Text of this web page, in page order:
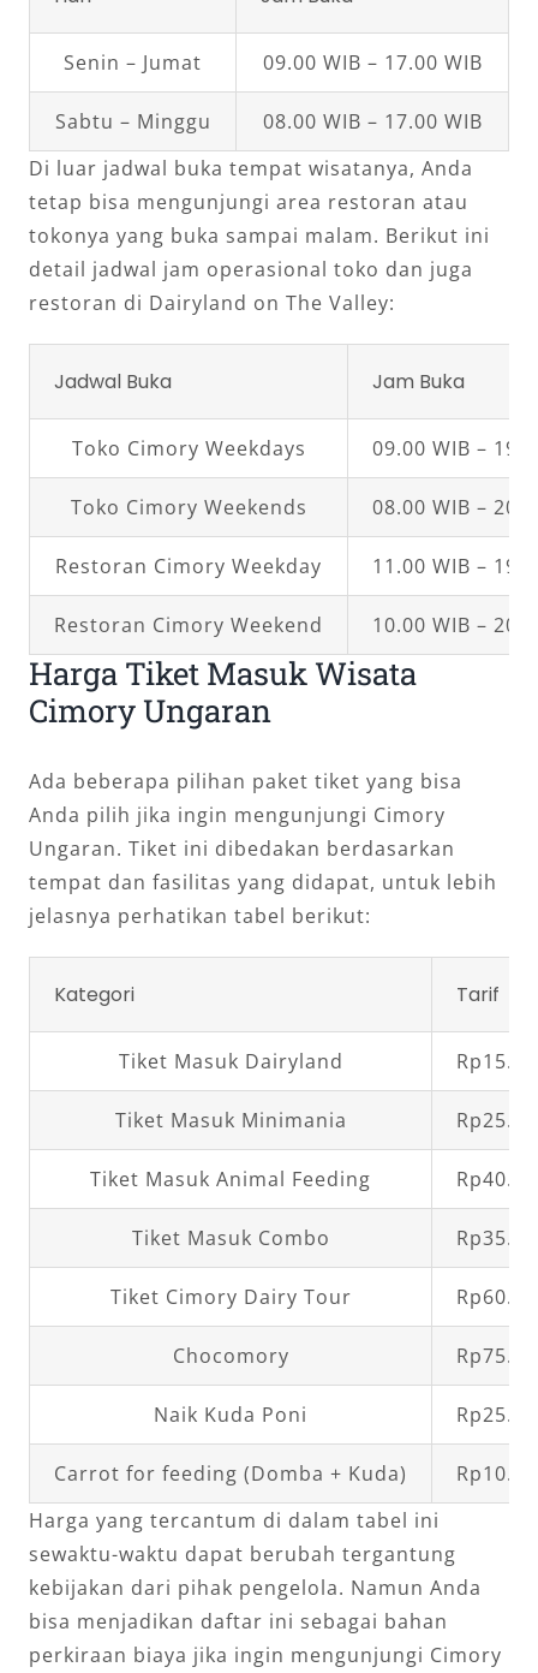
Senin – Jumat 09.00 WIB – 17.00 WIB
Sabtu – Minggu
08.00 WIB – 17.00 WIB
Di luar jadwal buka tempat wisatanya, Anda
tetap bisa mengunjungi area restoran atau
tokonya yang buka sampai malam. Berikut ini
detail jadwal jam operasional toko dan juga
restoran di Dairyland on The Valley:
Jadwal Buka Jam Buka
Toko Cimory Weekdays 09.00 WIB –
Toko Cimory Weekends 08.00 WIB –
Restoran Cimory Weekday 11.00 WIB –
Restoran Cimory Weekend 10.00 WIB –
Harga Tiket Masuk Wisata
Cimory Ungaran
Ada beberapa pilihan paket tiket yang bisa
Anda pilih jika ingin mengunjungi Cimory
Ungaran. Tiket ini dibedakan berdasarkan
tempat dan fasilitas yang didapat, untuk lebih
jelasnya perhatikan tabel berikut:
Kategori Tarif
Tiket Masuk Dairyland
Tiket Masuk Minimania
Tiket Masuk Animal Feeding
Tiket Masuk Combo
Tiket Cimory Dairy Tour
Chocomory
Naik Kuda Poni
Carrot for feeding (Domba + Kuda)
Harga yang tercantum di dalam tabel ini
sewaktu-waktu dapat berubah tergantung
kebijakan dari pihak pengelola. Namun Anda
bisa menjadikan daftar ini sebagai bahan
perkiraan biaya jika ingin mengunjungi Cimory